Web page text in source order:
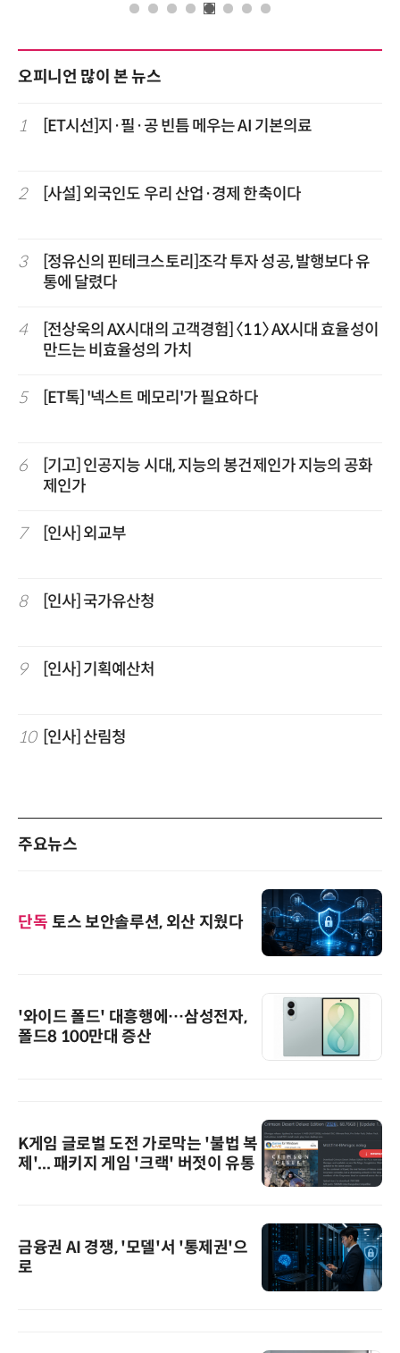
오피니언 많이 본 뉴스
1 [ET시선]지·필·공 빈틈 메우는 AI 기본의료
2 [사설] 외국인도 우리 산업·경제 한축이다
3
[정유신의 핀테크스토리]조각 투자 성공, 발행보다 유
통에 달렸다
4
[전상욱의 AX시대의 고객경험] 〈11〉 AX시대 효율성이
만드는 비효율성의 가치
5 [ET톡] '넥스트 메모리'가 필요하다
6
[기고] 인공지능 시대, 지능의 봉건제인가 지능의 공화
제인가
7 [인사] 외교부
8 [인사] 국가유산청
9 [인사] 기획예산처
10 [인사] 산림청
주요뉴스
단독 토스 보안솔루션, 외산 지웠다
'와이드 폴드' 대흥행에…삼성전자,
폴드8 100만대 증산
K게임 글로벌 도전 가로막는 '불법 복
제'... 패키지 게임 '크랙' 버젓이 유통
금융권 AI 경쟁, '모델'서 '통제권'으
로